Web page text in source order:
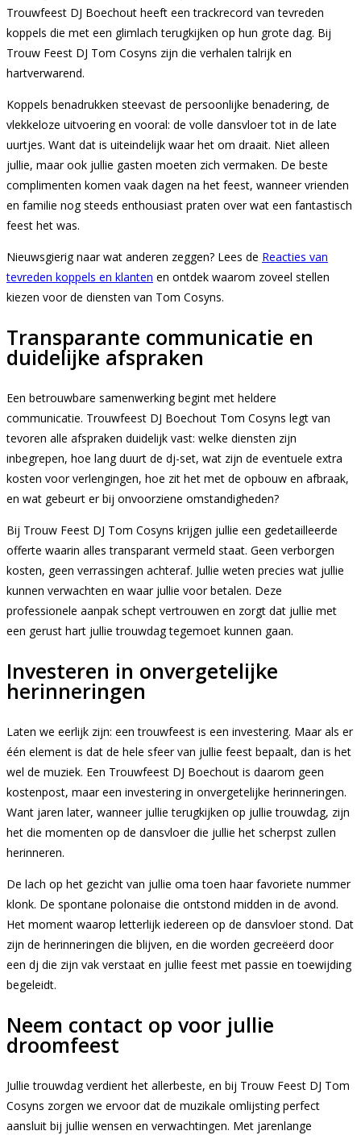
Trouwfeest DJ Boechout heeft een trackrecord van tevreden
koppels die met een glimlach terugkijken op hun grote dag. Bij
Trouw Feest DJ Tom Cosyns zijn die verhalen talrijk en
hartverwarend.
Koppels benadrukken steevast de persoonlijke benadering, de
vlekkeloze uitvoering en vooral: de volle dansvloer tot in de late
uurtjes. Want dat is uiteindelijk waar het om draait. Niet alleen
jullie, maar ook jullie gasten moeten zich vermaken. De beste
complimenten komen vaak dagen na het feest, wanneer vrienden
en familie nog steeds enthousiast praten over wat een fantastisch
feest het was.
Nieuwsgierig naar wat anderen zeggen? Lees de Reacties van
tevreden koppels en klanten en ontdek waarom zoveel stellen
kiezen voor de diensten van Tom Cosyns.
Transparante communicatie en
duidelijke afspraken
Een betrouwbare samenwerking begint met heldere
communicatie. Trouwfeest DJ Boechout Tom Cosyns legt van
tevoren alle afspraken duidelijk vast: welke diensten zijn
inbegrepen, hoe lang duurt de dj-set, wat zijn de eventuele extra
kosten voor verlengingen, hoe zit het met de opbouw en afbraak,
en wat gebeurt er bij onvoorziene omstandigheden?
Bij Trouw Feest DJ Tom Cosyns krijgen jullie een gedetailleerde
offerte waarin alles transparant vermeld staat. Geen verborgen
kosten, geen verrassingen achteraf. Jullie weten precies wat jullie
kunnen verwachten en waar jullie voor betalen. Deze
professionele aanpak schept vertrouwen en zorgt dat jullie met
een gerust hart jullie trouwdag tegemoet kunnen gaan.
Investeren in onvergetelijke
herinneringen
Laten we eerlijk zijn: een trouwfeest is een investering. Maar als er
één element is dat de hele sfeer van jullie feest bepaalt, dan is het
wel de muziek. Een Trouwfeest DJ Boechout is daarom geen
kostenpost, maar een investering in onvergetelijke herinneringen.
Want jaren later, wanneer jullie terugkijken op jullie trouwdag, zijn
het die momenten op de dansvloer die jullie het scherpst zullen
herinneren.
De lach op het gezicht van jullie oma toen haar favoriete nummer
klonk. De spontane polonaise die ontstond midden in de avond.
Het moment waarop letterlijk iedereen op de dansvloer stond. Dat
zijn de herinneringen die blijven, en die worden gecreëerd door
een dj die zijn vak verstaat en jullie feest met passie en toewijding
begeleidt.
Neem contact op voor jullie
droomfeest
Jullie trouwdag verdient het allerbeste, en bij Trouw Feest DJ Tom
Cosyns zorgen we ervoor dat de muzikale omlijsting perfect
aansluit bij jullie wensen en verwachtingen. Met jarenlange